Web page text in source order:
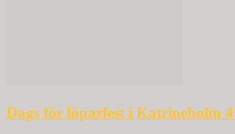
Dags för löparfest i Katrineholm